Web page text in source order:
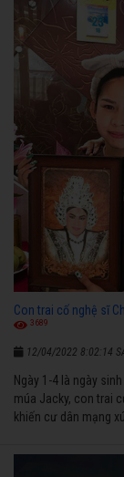
diễn”.
Con trai cố nghệ sĩ
3689
12/04/2022 8:02:14
Ngày 1-4 là ngày
múa Jacky, con trai
khiến cư dân mạng